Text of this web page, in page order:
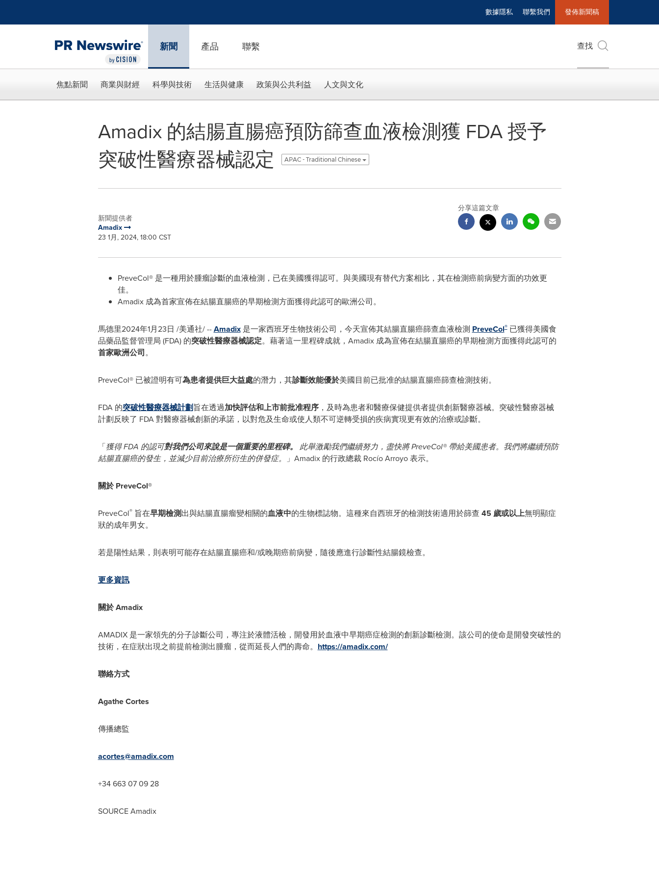
數據隱私 聯繫我們 發佈新聞稿
新聞 產品 聯繫 查找
焦點新聞 商業與財經 科學與技術 生活與健康 政策與公共利益 人文與文化
Amadix 的結腸直腸癌預防篩查血液檢測獲 FDA 授予
突破性醫療器械認定
APAC - Traditional Chinese
新聞提供者
Amadix
23 1月, 2024, 18:00 CST
分享這篇文章
PreveCol® 是一種用於腫瘤診斷的血液檢測，已在美國獲得認可。與美國現有替代方案相比，其在檢測癌前病變方面的功效更
佳。
Amadix 成為首家宣佈在結腸直腸癌的早期檢測方面獲得此認可的歐洲公司。
馬德里2024年1月23日 /美通社/ --Amadix是一家西班牙生物技術公司，今天宣佈其結腸直腸癌篩查血液檢測 PreveCol®已獲得美國食
品藥品監督管理局 (FDA) 的突破性醫療器械認定。藉著這一里程碑成就，Amadix 成為宣佈在結腸直腸癌的早期檢測方面獲得此認可的
首家歐洲公司。
PreveCol® 已被證明有可為患者提供巨大益處的潛力，其診斷效能優於美國目前已批准的結腸直腸癌篩查檢測技術。
FDA 的突破性醫療器械計劃旨在透過加快評估和上市前批准程序，及時為患者和醫療保健提供者提供創新醫療器械。突破性醫療器械
計劃反映了 FDA 對醫療器械創新的承諾，以對危及生命或使人類不可逆轉受損的疾病實現更有效的治療或診斷。
「獲得FDA 的認可對我們公司來說是一個重要的里程碑。 此舉激勵我們繼續努力，盡快將PreveCol® 帶給美國患者。我們將繼續預防
結腸直腸癌的發生，並減少目前治療所衍生的併發症。
」Amadix 的行政總裁 Rocío Arroyo 表示。
關於PreveCol®
PreveCol®旨在早期檢測出與結腸直腸瘤變相關的血液中的生物標誌物。這種來自西班牙的檢測技術適用於篩查 45 歲或以上無明顯症
狀的成年男女。
若是陽性結果，則表明可能存在結腸直腸癌和/或晚期癌前病變，隨後應進行診斷性結腸鏡檢查。
更多資訊
關於Amadix
AMADIX 是一家領先的分子診斷公司，專注於液體活檢，開發用於血液中早期癌症檢測的創新診斷檢測。該公司的使命是開發突破性的
技術，在症狀出現之前提前檢測出腫瘤，從而延長人們的壽命。 https://amadix.com/
聯絡方式
Agathe Cortes
傳播總監
acortes@amadix.com
+34 663 07 09 28
SOURCE Amadix